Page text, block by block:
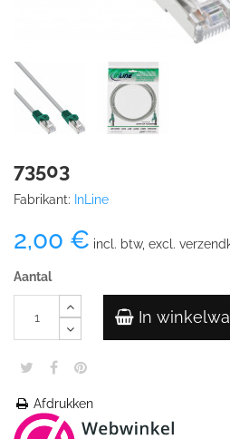
73503
Fabrikant: InLine
2,00 € incl. btw, excl.
Aantal
In
Afdrukken